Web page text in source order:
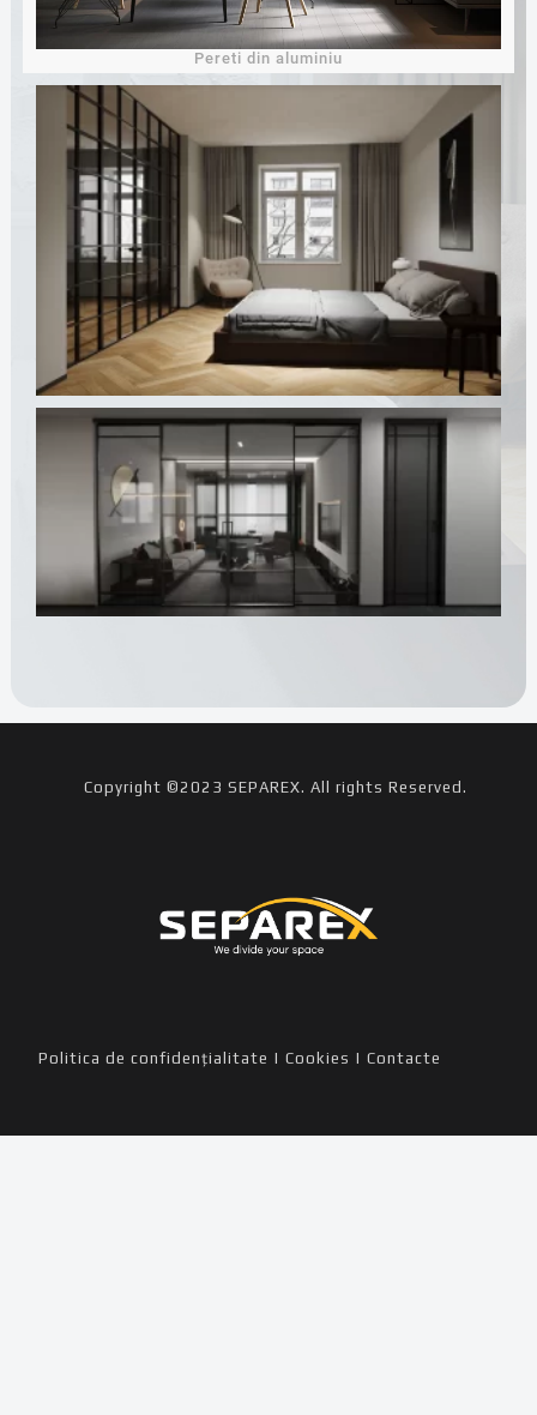
Pereti din aluminiu
Copyright ©2023 SEPAREX. All rights Reserved.
Politica de confidențialitate | Cookies | Contacte